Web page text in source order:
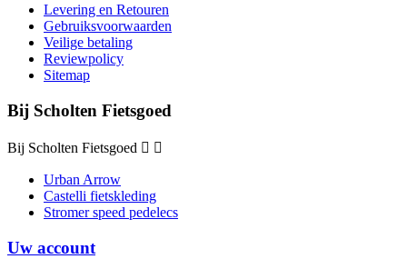
Levering en Retouren
Gebruiksvoorwaarden
Veilige betaling
Reviewpolicy
Sitemap
Bij Scholten Fietsgoed
Bij Scholten Fietsgoed  
Urban Arrow
Castelli fietskleding
Stromer speed pedelecs
Uw account